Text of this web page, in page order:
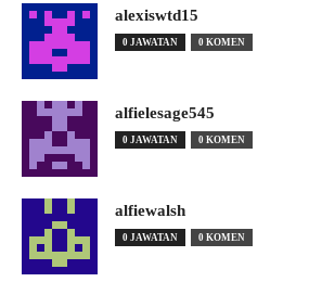
alexiswtd15
0 JAWATAN 0 KOMEN
alfielesage545
0 JAWATAN 0 KOMEN
alfiewalsh
0 JAWATAN 0 KOMEN